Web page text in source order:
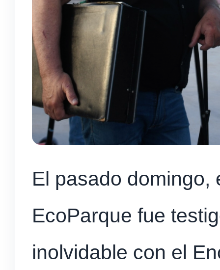
El pasado domingo,
EcoParque fue
inolvidable con el